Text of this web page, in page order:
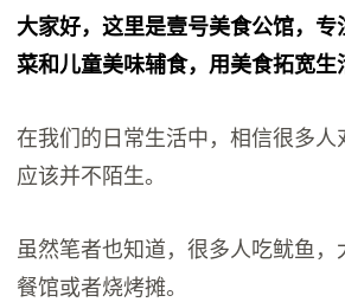
大家好，这里是壹号美食公馆，专
菜和儿童美味辅食，用美食拓宽生
在我们的日常生活中，相信很多人
应该并不陌生。
虽然笔者也知道，很多人吃鱿鱼，
餐馆或者烧烤摊。